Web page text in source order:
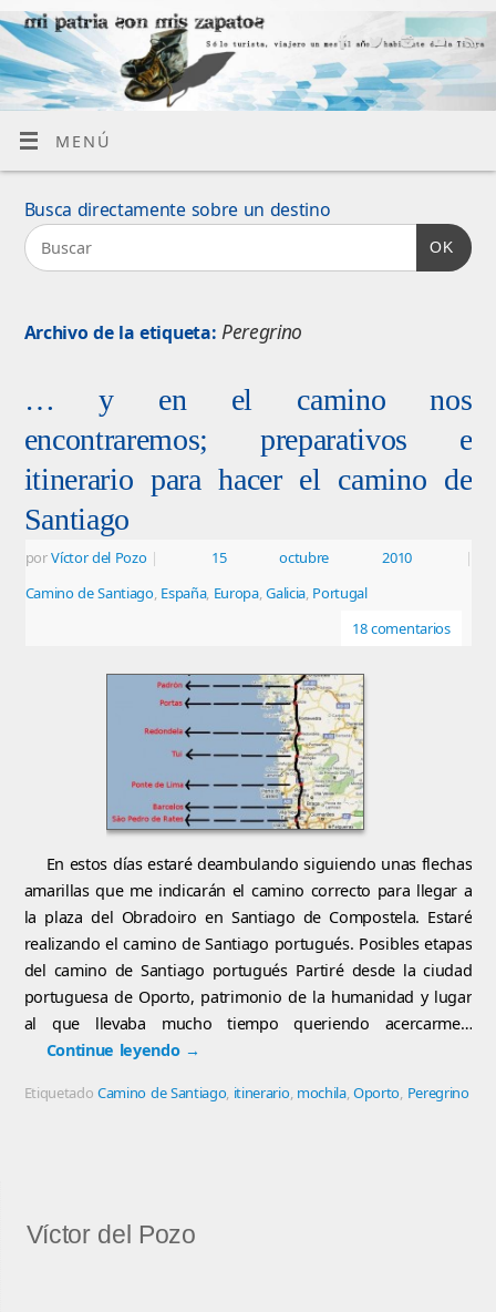
MENÚ
Busca directamente sobre un destino
OK
Archivo de la etiqueta: Peregrino
… y en el camino nos
encontraremos; preparativos e
itinerario para hacer el camino de
Santiago
porVíctor del Pozo | 15 octubre 2010
|
Camino de Santiago, España, Europa,Galicia, Portugal
18 comentarios
En estos días estaré deambulando siguiendo unas flechas
amarillas que me indicarán el camino correcto para llegar a
la plaza del Obradoiro en Santiago de Compostela. Estaré
realizando el camino de Santiago portugués. Posibles etapas
del camino de Santiago portugués Partiré desde la ciudad
portuguesa de Oporto, patrimonio de la humanidad y lugar
al que llevaba mucho tiempo queriendo acercarme…
Continue leyendo →
EtiquetadoCamino de Santiago, itinerario, mochila,Oporto, Peregrino
Víctor del Pozo